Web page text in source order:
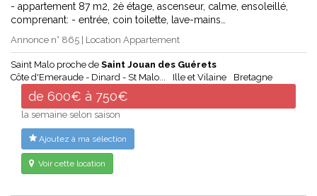
- appartement 87 m2, 2è étage, ascenseur, calme, ensoleillé,
comprenant: - entrée, coin toilette, lave-mains…
Annonce n° 865 | Location Appartement
Saint Malo proche de Saint Jouan des Guérets
Côte d'Emeraude - Dinard - St Malo...
Ille et Vilaine Bretagne
de 600€ à 750€
la semaine selon saison
Ajoutez à ma sélection
Voir cette location